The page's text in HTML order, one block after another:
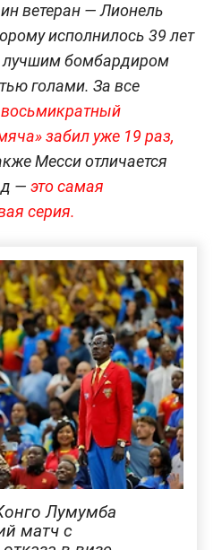
ветеран — Лионель
исполнилось 39 лет
лучшим бомбардиром
голами. За все
восьмикратный
забил уже 19 раз,
Месси отличается
— это самая
серия.
Лумумба
матч с